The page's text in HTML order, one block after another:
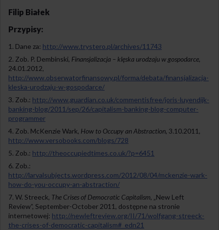
Filip Białek
Przypisy:
Dane za: http://www.trystero.pl/archives/11743
Zob. P. Dembinski, Finansjalizacja – klęska urodzaju w gospodarce,
24.01.2012,
http://www.obserwatorfinansowy.pl/forma/debata/finansjalizacja-
kleska-urodzaju-w-gospodarce/
Zob.: http://www.guardian.co.uk/commentisfree/joris-luyendijk-
banking-blog/2011/sep/26/capitalism-banking-blog-computer-
programmer
Zob. McKenzie Wark, How to Occupy an Abstraction, 3.10.2011,
http://www.versobooks.com/blogs/728
Zob.: http://theoccupiedtimes.co.uk/?p=6451
Zob.:
http://larvalsubjects.wordpress.com/2012/08/04/mckenzie-wark-
how-do-you-occupy-an-abstraction/
W. Streeck, The Crises of Democratic Capitalism, „New Left
Review”, September-October 2011, dostępne na stronie
internetowej: http://newleftreview.org/II/71/wolfgang-streeck-
the-crises-of-democratic-capitalism#_edn21